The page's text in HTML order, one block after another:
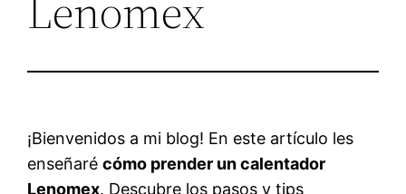
¡Bienvenidos a mi blog! En este artículo les
enseñarécómo prender un calentador
Lenomex. Descubre los pasos y tips